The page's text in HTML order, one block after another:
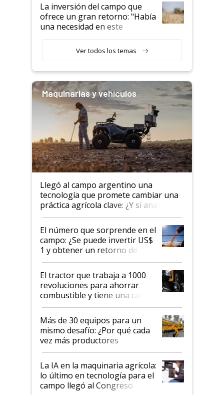
La inversión del campo que
ofrece un gran retorno: "Había
una necesidad en este
Ver todos los temas
Maquinarias y vehículos
Llegó al campo argentino una
tecnología que promete cambiar una
práctica agrícola clave: ¿Y si analizar
el suelo fuera tan simple como
apretar un botón?
El número que sorprende en el
campo: ¿Se puede invertir US$
1 y obtener un retorno de
hasta US$ 10 en agricultura?
El tractor que trabaja a 1000
revoluciones para ahorrar
combustible y tiene una cabina
que parece una computadora:
lo último en el mundo,
disponible en Argentina
Más de 30 equipos para un
mismo desafío: ¿Por qué cada
vez más productores
incorporan fertilizante bajo
tierra?
La IA en la maquinaria agrícola:
lo último en tecnología para el
campo llegó al Congreso